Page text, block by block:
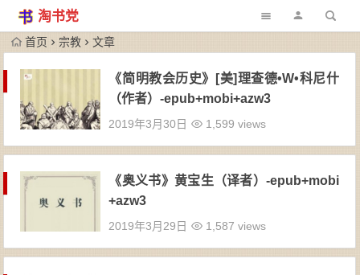
淘书党
首页 宗教 文章
《简明教会历史》[美]理查德•W•科尼什
（作者）-epub+mobi+azw3
2019年3月30日 1,599 views
《奥义书》黄宝生（译者）-epub+mobi
+azw3
2019年3月29日 1,587 views